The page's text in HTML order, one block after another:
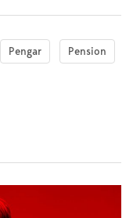
Pengar Pension